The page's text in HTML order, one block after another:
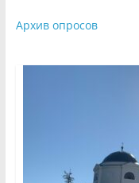
Архив опросов